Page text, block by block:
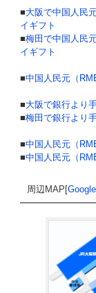
■大阪で中国人民
イギフト
■梅田で中国人民
イギフト
■中国人民元（
■大阪で銀行より
■梅田で銀行より
■中国人民元（
■中国人民元（
周辺MAP[